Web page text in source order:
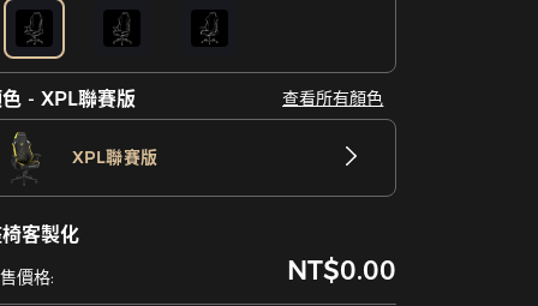
- XPL聯賽版 查看所有顏色
XPL聯賽版
客製化
價格: NT$0.00